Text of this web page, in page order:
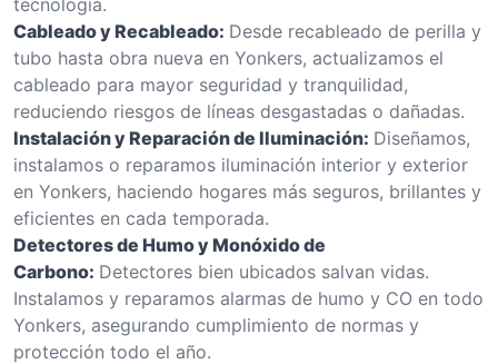
Cableado y Recableado: Desde recableado de perilla y
tubo hasta obra nueva en Yonkers, actualizamos el
cableado para mayor seguridad y tranquilidad,
reduciendo riesgos de líneas desgastadas o dañadas.
Instalación y Reparación de Iluminación: Diseñamos,
instalamos o reparamos iluminación interior y exterior
en Yonkers, haciendo hogares más seguros, brillantes y
eficientes en cada temporada.
Detectores de Humo y Monóxido de
Carbono: Detectores bien ubicados salvan vidas.
Instalamos y reparamos alarmas de humo y CO en todo
Yonkers, asegurando cumplimiento de normas y
protección todo el año.